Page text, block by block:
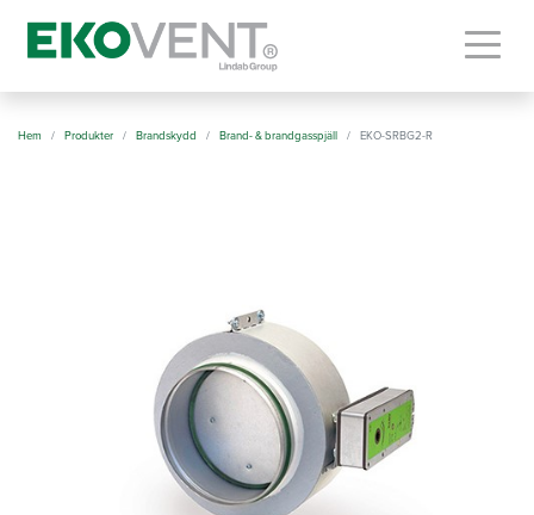
Hem Produkter Brandskydd Brand- & brandgasspjäll EKO-SRBG2-R